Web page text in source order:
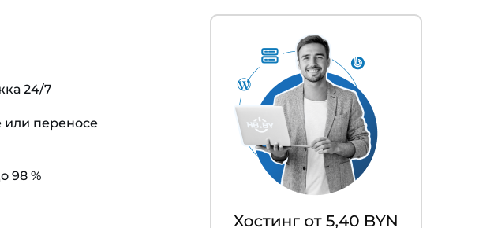
24/7
или переносе
98 %